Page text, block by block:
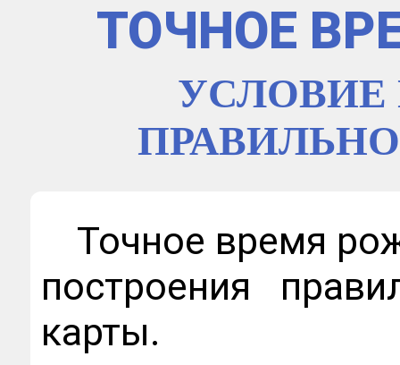
ТОЧНОЕ
УСЛОВИЕ
Точное время
построения
карты.